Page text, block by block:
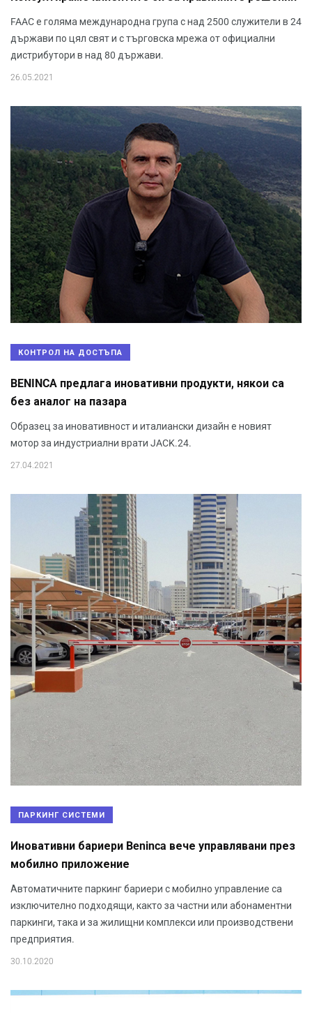
FAAC е голяма международна група с над 2500 служители в 24
държави по цял свят и с търговска мрежа от официални
дистрибутори в над 80 държави.
26.05.2021
КОНТРОЛ НА ДОСТЪПА
BENINCA предлага иновативни продукти, някои са
без аналог на пазара
Образец за иновативност и италиански дизайн е новият
мотор за индустриални врати JACK.24.
27.04.2021
ПАРКИНГ СИСТЕМИ
Иновативни бариери Beninca вече управлявани през
мобилно приложение
Автоматичните паркинг бариери с мобилно управление са
изключително подходящи, както за частни или абонаментни
паркинги, така и за жилищни комплекси или производствени
предприятия.
30.10.2020